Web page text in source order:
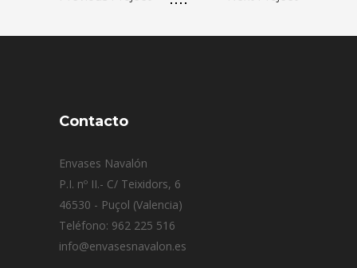
Contacto
Envases Navalón
P.I. nº II.- C/ Teixidors, 6
46530 - Puçol (Valencia)
Teléfono: 962 225 516
info@envasesnavalon.es